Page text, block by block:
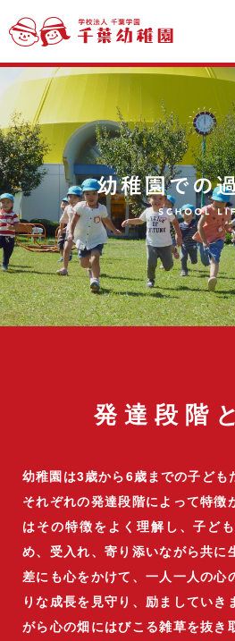
発達段階
幼稚園は3歳から6歳までの子ども
それぞれの発達段階によって特徴
はその特徴をよく理解し、子ど
め、受入れ、寄り添いながら共に
差にも心をかけて、一人一人の心
りな成長を見守り、励ましていき
がら心の畑にはびこる雑草を抜き